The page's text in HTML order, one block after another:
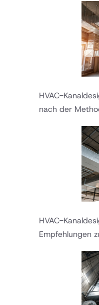
HVAC-
nach der
HVAC-
Empfehlungen